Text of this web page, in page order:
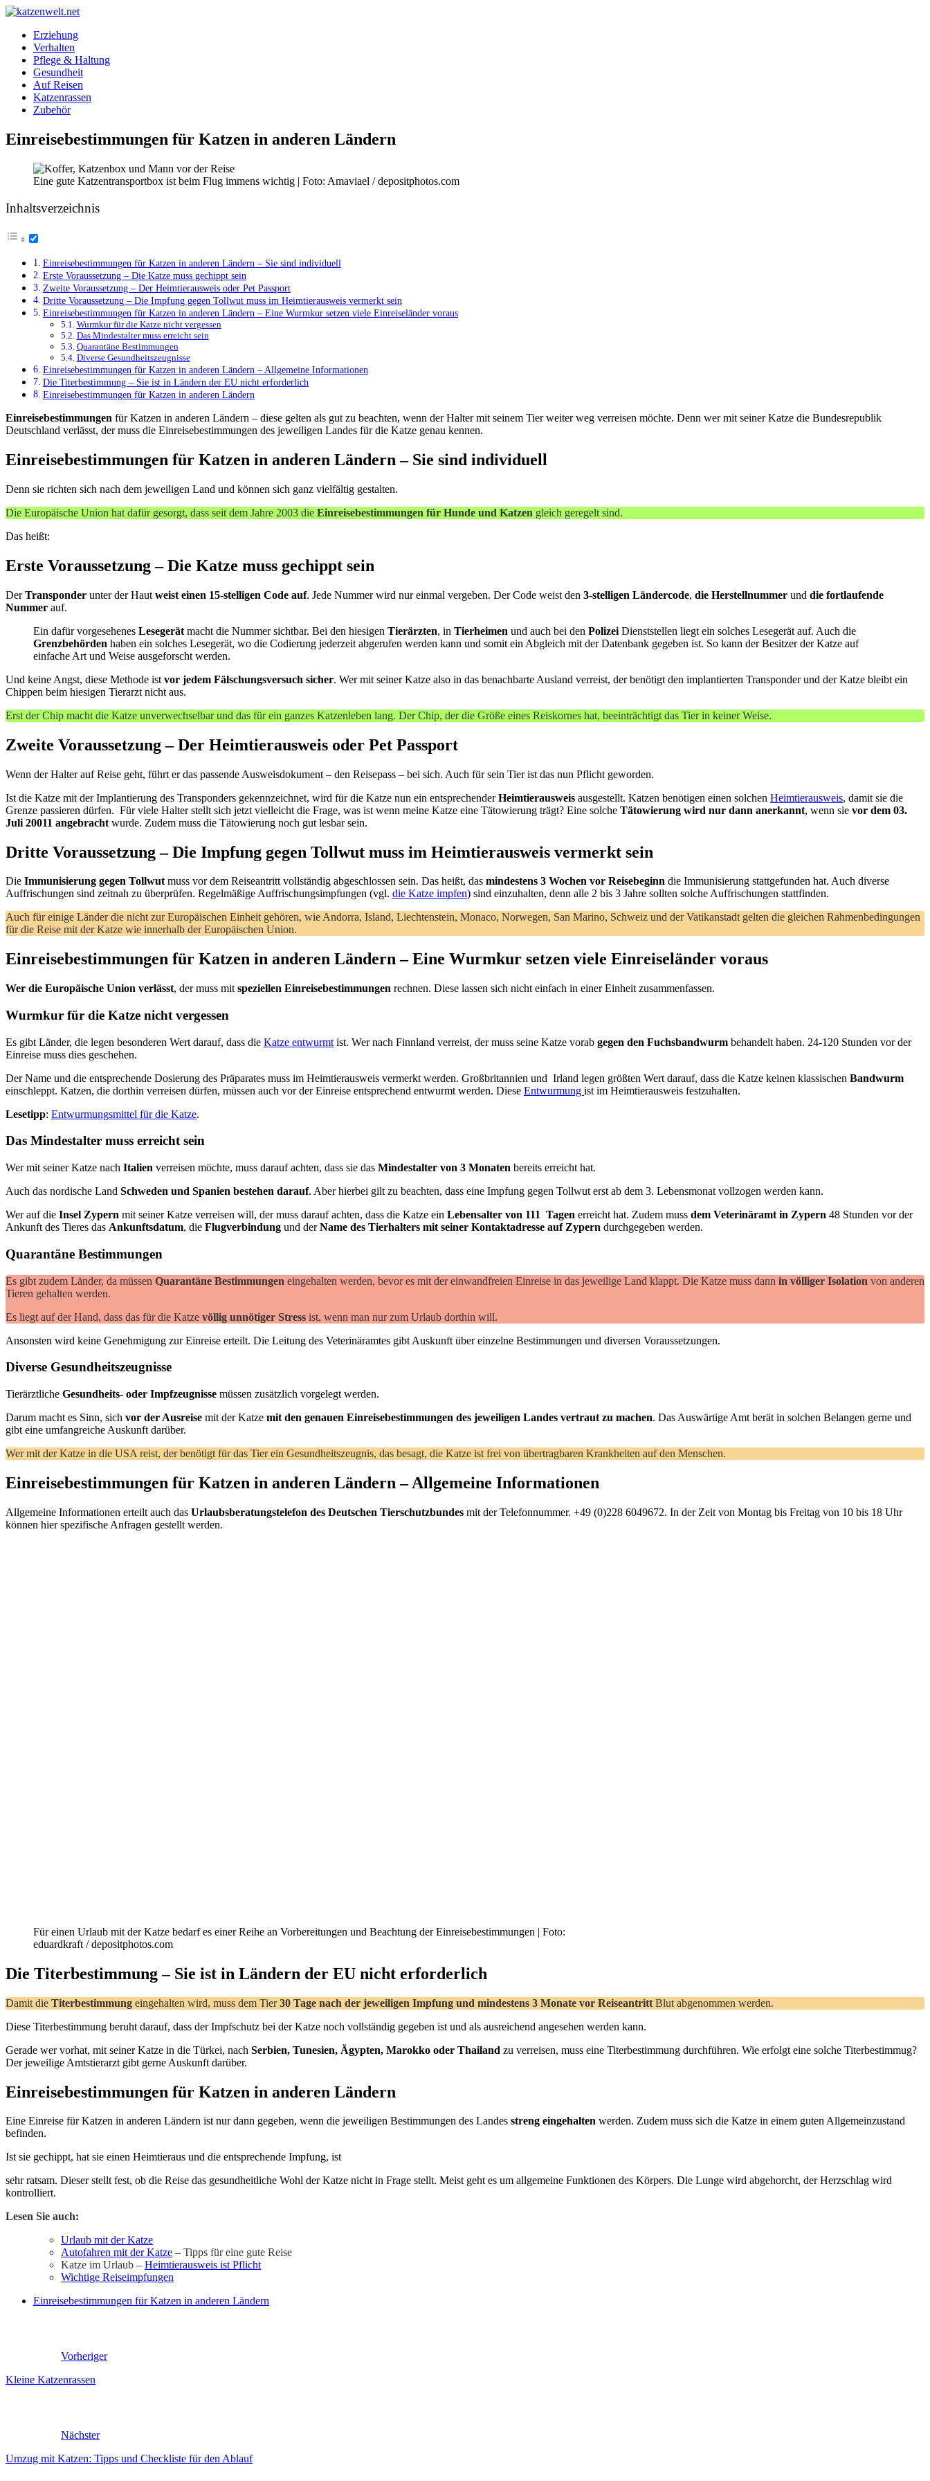
Erziehung
Verhalten
Pflege & Haltung
Gesundheit
Auf Reisen
Katzenrassen
Zubehör
Einreisebestimmungen für Katzen in anderen Ländern
Eine gute Katzentransportbox ist beim Flug immens wichtig | Foto: Amaviael / depositphotos.com
Inhaltsverzeichnis
Einreisebestimmungen für Katzen in anderen Ländern – Sie sind individuell
Erste Voraussetzung – Die Katze muss gechippt sein
Zweite Voraussetzung – Der Heimtierausweis oder Pet Passport
Dritte Voraussetzung – Die Impfung gegen Tollwut muss im Heimtierausweis vermerkt sein
Einreisebestimmungen für Katzen in anderen Ländern – Eine Wurmkur setzen viele Einreiseländer voraus
Wurmkur für die Katze nicht vergessen
Das Mindestalter muss erreicht sein
Quarantäne Bestimmungen
Diverse Gesundheitszeugnisse
Einreisebestimmungen für Katzen in anderen Ländern – Allgemeine Informationen
Die Titerbestimmung – Sie ist in Ländern der EU nicht erforderlich
Einreisebestimmungen für Katzen in anderen Ländern
Einreisebestimmungen für Katzen in anderen Ländern – diese gelten als gut zu beachten, wenn der Halter mit seinem Tier weiter weg verreisen möchte. Denn wer mit seiner Katze die Bundesrepublik
Deutschland verlässt, der muss die Einreisebestimmungen des jeweiligen Landes für die Katze genau kennen.
Einreisebestimmungen für Katzen in anderen Ländern – Sie sind individuell
Denn sie richten sich nach dem jeweiligen Land und können sich ganz vielfältig gestalten.
Die Europäische Union hat dafür gesorgt, dass seit dem Jahre 2003 die Einreisebestimmungen für Hunde und Katzen gleich geregelt sind.
Das heißt:
Erste Voraussetzung – Die Katze muss gechippt sein
DerTransponder unter der Haut weist einen 15-stelligen Code auf. Jede Nummer wird nur einmal vergeben. Der Code weist den 3-stelligen Ländercode, die Herstellnummer und die fortlaufende
Nummer auf.
Ein dafür vorgesehenes Lesegerät macht die Nummer sichtbar. Bei den hiesigen Tierärzten, in Tierheimen und auch bei den Polizei Dienststellen liegt ein solches Lesegerät auf. Auch die
Grenzbehörden haben ein solches Lesegerät, wo die Codierung jederzeit abgerufen werden kann und somit ein Abgleich mit der Datenbank gegeben ist. So kann der Besitzer der Katze auf
einfache Art und Weise ausgeforscht werden.
Und keine Angst, diese Methode ist vor jedem Fälschungsversuch sicher. Wer mit seiner Katze also in das benachbarte Ausland verreist, der benötigt den implantierten Transponder und der Katze bleibt ein
Chippen beim hiesigen Tierarzt nicht aus.
Erst der Chip macht die Katze unverwechselbar und das für ein ganzes Katzenleben lang. Der Chip, der die Größe eines Reiskornes hat, beeinträchtigt das Tier in keiner Weise.
Zweite Voraussetzung – Der Heimtierausweis oder Pet Passport
Wenn der Halter auf Reise geht, führt er das passende Ausweisdokument – den Reisepass – bei sich. Auch für sein Tier ist das nun Pflicht geworden.
Ist die Katze mit der Implantierung des Transponders gekennzeichnet, wird für die Katze nun ein entsprechenderHeimtierausweis ausgestellt. Katzen benötigen einen solchen Heimtierausweis, damit sie die
Grenze passieren dürfen. Für viele Halter stellt sich jetzt vielleicht die Frage, was ist wenn meine Katze eine Tätowierung trägt? Eine solche Tätowierung wird nur dann anerkannt, wenn sie vor dem 03.
Juli 20011 angebracht wurde. Zudem muss die Tätowierung noch gut lesbar sein.
Dritte Voraussetzung – Die Impfung gegen Tollwut muss im Heimtierausweis vermerkt sein
Die Immunisierung gegen Tollwutmuss vor dem Reiseantritt vollständig abgeschlossen sein. Das heißt, das mindestens 3 Wochen vor Reisebeginn die Immunisierung stattgefunden hat. Auch diverse
Auffrischungen sind zeitnah zu überprüfen. Regelmäßige Auffrischungsimpfungen (vgl. die Katze impfen) sind einzuhalten, denn alle 2 bis 3 Jahre sollten solche Auffrischungen stattfinden.
Auch für einige Länder die nicht zur Europäischen Einheit gehören, wie Andorra, Island, Liechtenstein, Monaco, Norwegen, San Marino, Schweiz und der Vatikanstadt gelten die gleichen Rahmenbedingungen
für die Reise mit der Katze wie innerhalb der Europäischen Union.
Einreisebestimmungen für Katzen in anderen Ländern – Eine Wurmkur setzen viele Einreiseländer voraus
Wer die Europäische Union verlässt, der muss mit speziellen Einreisebestimmungen rechnen. Diese lassen sich nicht einfach in einer Einheit zusammenfassen.
Wurmkur für die Katze nicht vergessen
Es gibt Länder, die legen besonderen Wert darauf, dass die Katze entwurmt ist. Wer nach Finnland verreist, der muss seine Katze vorab gegen den Fuchsbandwurm behandelt haben. 24-120 Stunden vor der
Einreise muss dies geschehen.
Der Name und die entsprechende Dosierung des Präparates muss im Heimtierausweis vermerkt werden. Großbritannien und Irland legen größten Wert darauf, dass die Katze keinen klassischen Bandwurm
einschleppt. Katzen, die dorthin verreisen dürfen, müssen auch vor der Einreise entsprechend entwurmt werden. Diese Entwurmung ist im Heimtierausweis festzuhalten.
Lesetipp: Entwurmungsmittel für die Katze.
Das Mindestalter muss erreicht sein
Wer mit seiner Katze nach Italien verreisen möchte, muss darauf achten, dass sie das Mindestalter von 3 Monaten bereits erreicht hat.
Auch das nordische Land Schweden und Spanien bestehen darauf. Aber hierbei gilt zu beachten, dass eine Impfung gegen Tollwut erst ab dem 3. Lebensmonat vollzogen werden kann.
Wer auf die Insel Zypern mit seiner Katze verreisen will, der muss darauf achten, dass die Katze ein Lebensalter von 111 Tagen erreicht hat. Zudem muss dem Veterinäramt in Zypern 48 Stunden vor der
Ankunft des Tieres das Ankunftsdatum, die Flugverbindung und derName des Tierhalters mit seiner Kontaktadresse auf Zypern durchgegeben werden.
Quarantäne Bestimmungen
Es gibt zudem Länder, da müssen Quarantäne Bestimmungen eingehalten werden, bevor es mit der einwandfreien Einreise in das jeweilige Land klappt. Die Katze muss dann in völliger Isolation von anderen
Tieren gehalten werden.
Es liegt auf der Hand, dass das für die Katze völlig unnötiger Stress ist, wenn man nur zum Urlaub dorthin will.
Ansonsten wird keine Genehmigung zur Einreise erteilt. Die Leitung des Veterinäramtes gibt Auskunft über einzelne Bestimmungen und diversen Voraussetzungen.
Diverse Gesundheitszeugnisse
Tierärztliche Gesundheits- oder Impfzeugnisse müssen zusätzlich vorgelegt werden.
Darum macht es Sinn, sich vor der Ausreise mit der Katze mit den genauen Einreisebestimmungen des jeweiligen Landes vertraut zu machen. Das Auswärtige Amt berät in solchen Belangen gerne und
gibt eine umfangreiche Auskunft darüber.
Wer mit der Katze in die USA reist, der benötigt für das Tier ein Gesundheitszeugnis, das besagt, die Katze ist frei von übertragbaren Krankheiten auf den Menschen.
Einreisebestimmungen für Katzen in anderen Ländern – Allgemeine Informationen
Allgemeine Informationen erteilt auch das Urlaubsberatungstelefon des Deutschen Tierschutzbundes mit der Telefonnummer. +49 (0)228 6049672. In der Zeit von Montag bis Freitag von 10 bis 18 Uhr
können hier spezifische Anfragen gestellt werden.
Für einen Urlaub mit der Katze bedarf es einer Reihe an Vorbereitungen und Beachtung der Einreisebestimmungen | Foto:
eduardkraft / depositphotos.com
Die Titerbestimmung – Sie ist in Ländern der EU nicht erforderlich
Damit die Titerbestimmung eingehalten wird, muss dem Tier30 Tage nach der jeweiligen Impfung und mindestens 3 Monate vor Reiseantritt Blut abgenommen werden.
Diese Titerbestimmung beruht darauf, dass der Impfschutz bei der Katze noch vollständig gegeben ist und als ausreichend angesehen werden kann.
Gerade wer vorhat, mit seiner Katze in die Türkei, nach Serbien, Tunesien, Ägypten, Marokko oder Thailand zu verreisen, muss eine Titerbestimmung durchführen. Wie erfolgt eine solche Titerbestimmug?
Der jeweilige Amtstierarzt gibt gerne Auskunft darüber.
Einreisebestimmungen für Katzen in anderen Ländern
Eine Einreise für Katzen in anderen Ländern ist nur dann gegeben, wenn die jeweiligen Bestimmungen des Landes streng eingehalten werden. Zudem muss sich die Katze in einem guten Allgemeinzustand
befinden.
Ist sie gechippt, hat sie einen Heimtieraus und die entsprechende Impfung, ist
sehr ratsam. Dieser stellt fest, ob die Reise das gesundheitliche Wohl der Katze nicht in Frage stellt. Meist geht es um allgemeine Funktionen des Körpers. Die Lunge wird abgehorcht, der Herzschlag wird
kontrolliert.
Lesen Sie auch:
Urlaub mit der Katze
Autofahren mit der Katze – Tipps für eine gute Reise
Katze im Urlaub – Heimtierausweis ist Pflicht
Wichtige Reiseimpfungen
Einreisebestimmungen für Katzen in anderen Ländern
Vorheriger
Kleine Katzenrassen
Nächster
Umzug mit Katzen: Tipps und Checkliste für den Ablauf